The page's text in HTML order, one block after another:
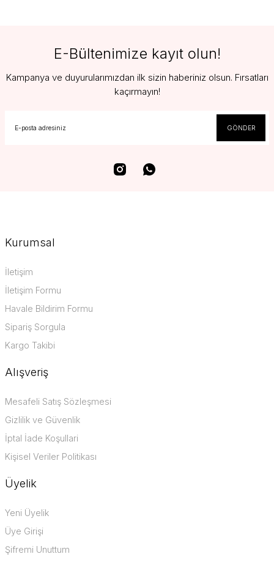
E-Bültenimize kayıt olun!
Kampanya ve duyurularımızdan ilk sizin haberiniz olsun. Fırsatları
kaçırmayın!
GÖNDER
Kurumsal
İletişim
İletişim Formu
Havale Bildirim Formu
Sipariş Sorgula
Kargo Takibi
Alışveriş
Mesafeli Satış Sözleşmesi
Gizlilik ve Güvenlik
İptal İade Koşullari
Kişisel Veriler Politikası
Üyelik
Yeni Üyelik
Üye Girişi
Şifremi Unuttum